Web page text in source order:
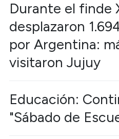
Durante el finde
desplazaron
por Argentina:
visitaron Jujuy
Educación:
"Sábado de